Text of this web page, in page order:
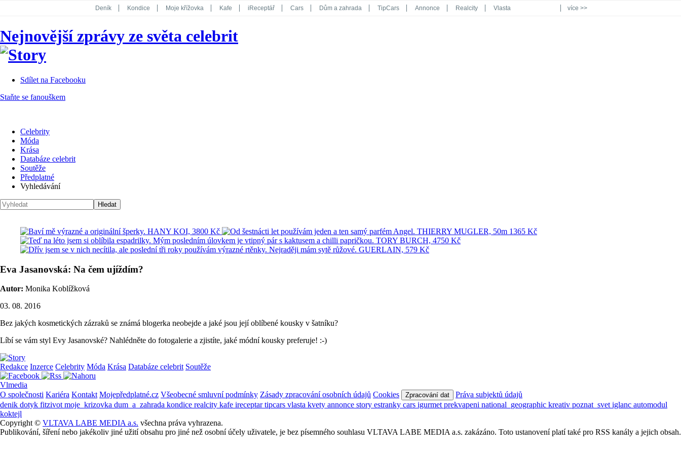
Deník Kondice Moje křížovka Kafe iReceptář Cars Dům a zahrada TipCars Annonce Realcity Vlasta
Koktejl
více >>
Nejnovější zprávy ze světa celebrit
Sdílet na Facebooku
Staňte se fanouškem
Celebrity
Móda
Krása
Databáze celebrit
Soutěže
Předplatné
Vyhledávání
Eva Jasanovská: Na čem ujíždím?
Autor: Monika Koblížková
03. 08. 2016
Bez jakých kosmetických zázraků se známá blogerka neobejde a jaké jsou její oblíbené kousky v šatníku?
Líbí se vám styl Evy Jasanovské? Nahlédněte do fotogalerie a zjistíte, jaké módní kousky preferuje! :-)
Redakce Inzerce Celebrity Móda Krása Databáze celebrit Soutěže
Vlmedia
O společnosti Kariéra Kontakt Mojepředplatné.cz Všeobecné smluvní podmínky Zásady zpracování osobních údajů Cookies Zpracování dat
Práva subjektů údajů
denik dotyk fitzivot moje_krizovka dum_a_zahrada kondice realcity kafe ireceptartipcars vlasta kvety annonce story estranky cars igurmet prekvapeni national_geographic kreativ poznat_svet iglanc automodul
koktejl
Copyright © VLTAVA LABE MEDIA a.s. všechna práva vyhrazena.
Publikování, šíření nebo jakékoliv jiné užití obsahu pro jiné než osobní účely uživatele, je bez písemného souhlasu VLTAVA LABE MEDIA a.s. zakázáno. Toto ustanovení platí také pro RSS kanály a jejich obsah.